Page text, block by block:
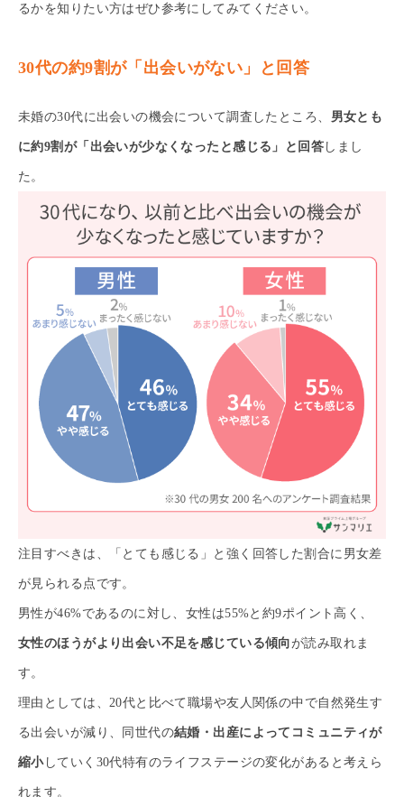
るかを知りたい方はぜひ参考にしてみてください。
30代の約9割が「出会いがない」と回答
未婚の30代に出会いの機会について調査したところ、 男女とも
に約9割が「出会いが少なくなったと感じる」と回答 しまし
た。
注目すべきは、「とても感じる」と強く回答した割合に男女差
が見られる点です。
男性が46%であるのに対し、女性は55%と約9ポイント高く、
女性のほうがより出会い不足を感じている傾向が読み取れま
す。
理由としては、20代と比べて職場や友人関係の中で自然発生す
る出会いが減り、同世代の結婚・出産によってコミュニティが
縮小していく30代特有のライフステージの変化があると考えら
れます。